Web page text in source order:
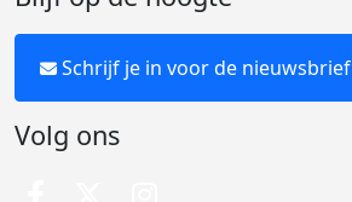
Schrijf je in voor de nieuwsbrief
Volg ons